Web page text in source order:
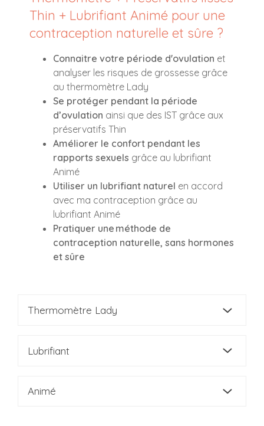
Thin + Lubrifiant Animé pour une
contraception naturelle et sûre ?
Connaitre votre période d'ovulation et
analyser les risques de grossesse grâce
au thermomètre Lady
Se protéger pendant la période
d’ovulation ainsi que des IST grâce aux
préservatifs Thin
Améliorer le confort pendant les
rapports sexuels grâce au lubrifiant
Animé
Utiliser un lubrifiant naturel en accord
avec ma contraception grâce au
lubrifiant Animé
Pratiquer une méthode de
contraception naturelle, sans hormones
et sûre
Thermomètre Lady
Lubrifiant
Animé